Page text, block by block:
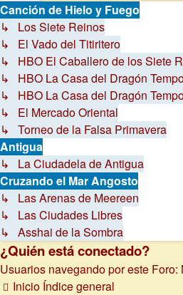
Canción de Hielo y Fuego
↳ Los Siete Reinos
↳ El Vado del Titiritero
↳ HBO El Caballero de los Siete
↳ HBO La Casa del Dragón
↳ HBO La Casa del Dragón
↳ El Mercado Oriental
↳ Torneo de la Falsa Primavera
Antigua
↳ La Ciudadela de Antigua
Cruzando el Mar Angosto
↳ Las Arenas de Meereen
↳ Las Ciudades Libres
↳ Asshai de la Sombra
¿Quién está conectado?
Usuarios navegando por este
Inicio Índice general